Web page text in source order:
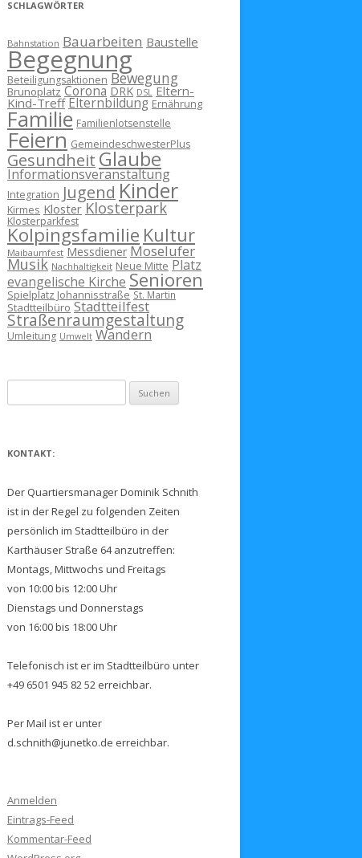
SCHLAGWÖRTER
Bahnstation Bauarbeiten Baustelle
Begegnung
Beteiligungsaktionen Bewegung
Brunoplatz Corona DRK DSL Eltern-
Kind-Treff Elternbildung Ernährung
Familie Familienlotsenstelle
Feiern GemeindeschwesterPlus
Gesundheit Glaube
Informationsveranstaltung
Integration Jugend Kinder
Kirmes Kloster Klosterpark
Klosterparkfest
Kolpingsfamilie Kultur
Maibaumfest Messdiener Moselufer
Musik Nachhaltigkeit Neue Mitte Platz
evangelische Kirche Senioren
Spielplatz Johannisstraße St. Martin
Stadtteilbüro Stadtteilfest
Straßenraumgestaltung
Umleitung Umwelt Wandern
nach:
KONTAKT:
Der Quartiersmanager Dominik Schnith
ist in der Regel zu folgenden Zeiten
persönlich im Stadtteilbüro in der
Karthäuser Straße 64 anzutreffen:
Montags, Mittwochs und Freitags
von 10:00 bis 12:00 Uhr
Dienstags und Donnerstags
von 16:00 bis 18:00 Uhr
Telefonisch ist er im Stadtteilbüro unter
+49 6501 945 82 52 erreichbar.
Per Mail ist er unter
d.schnith@junetko.de erreichbar.
Anmelden
Eintrags-Feed
Kommentar-Feed